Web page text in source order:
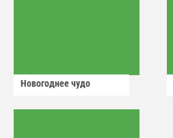
Новогоднее чудо